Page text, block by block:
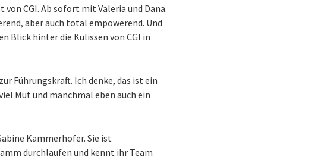
CGI. Ab sofort mit Valeria und Dana.
aber auch total empowerend. Und
Blick hinter die Kulissen von CGI in
Führungskraft. Ich denke, das ist ein
Mut und manchmal eben auch ein
Kammerhofer. Sie ist
durchlaufen und kennt ihr Team